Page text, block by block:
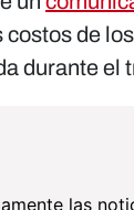
de
durante
las